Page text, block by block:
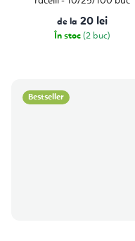
de la 20 lei
În stoc (2 buc)
Bestseller